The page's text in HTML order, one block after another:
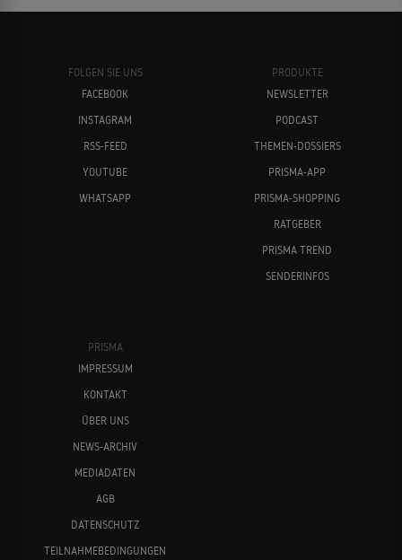
FOLGEN SIE UNS
FACEBOOK
INSTAGRAM
RSS-FEED
YOUTUBE
WHATSAPP
PRODUKTE
NEWSLETTER
PODCAST
THEMEN-DOSSIERS
PRISMA-APP
PRISMA-SHOPPING
RATGEBER
PRISMA TREND
SENDERINFOS
PRISMA
IMPRESSUM
KONTAKT
ÜBER UNS
NEWS-ARCHIV
MEDIADATEN
AGB
DATENSCHUTZ
TEILNAHMEBEDINGUNGEN